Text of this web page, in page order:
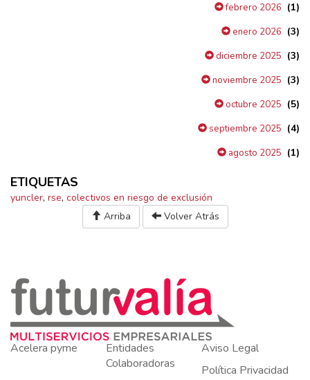
febrero 2026 (1)
enero 2026 (3)
diciembre 2025 (3)
noviembre 2025 (3)
octubre 2025 (5)
septiembre 2025 (4)
agosto 2025 (1)
ETIQUETAS
yuncler, rse, colectivos en riesgo de exclusión
Arriba
Volver Atrás
Acelera pyme
Entidades
Colaboradoras
Aviso Legal
Política Privacidad